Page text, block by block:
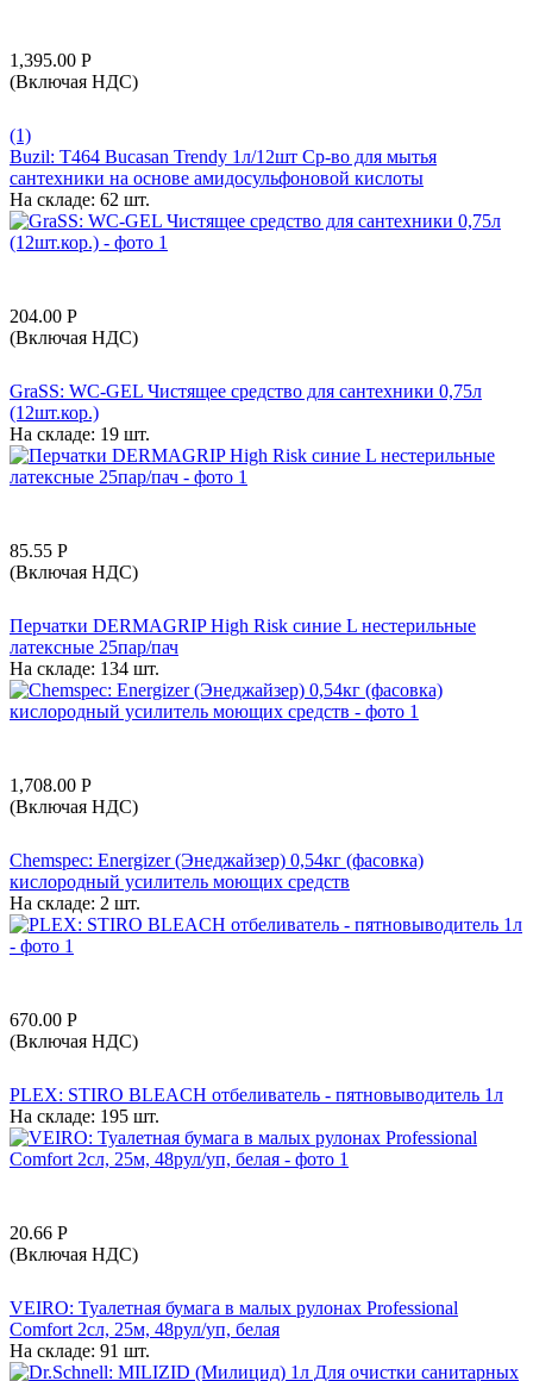
1,395.00 Р
(Включая НДС)
(1)
Buzil: T464 Bucasan Trendy 1л/12шт Ср-во для мытья
сантехники на основе амидосульфоновой кислоты
На складе: 62 шт.
204.00 Р
(Включая НДС)
GraSS: WC-GEL Чистящее средство для сантехники 0,75л
(12шт.кор.)
На складе: 19 шт.
85.55 Р
(Включая НДС)
Перчатки DERMAGRIP High Risk синие L нестерильные
латексные 25пар/пач
На складе: 134 шт.
1,708.00 Р
(Включая НДС)
Chemspec: Energizer (Энеджайзер) 0,54кг (фасовка)
кислородный усилитель моющих средств
На складе: 2 шт.
670.00 Р
(Включая НДС)
PLEX: STIRO BLEACH отбеливатель - пятновыводитель 1л
На складе: 195 шт.
20.66 Р
(Включая НДС)
VEIRO: Туалетная бумага в малых рулонах Professional
Comfort 2сл, 25м, 48рул/уп, белая
На складе: 91 шт.